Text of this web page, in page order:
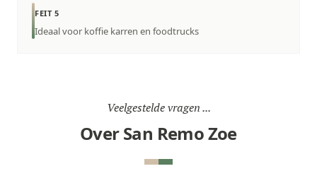
FEIT 5
Ideaal voor koffie karren en foodtrucks
Veelgestelde vragen ...
Over San Remo Zoe